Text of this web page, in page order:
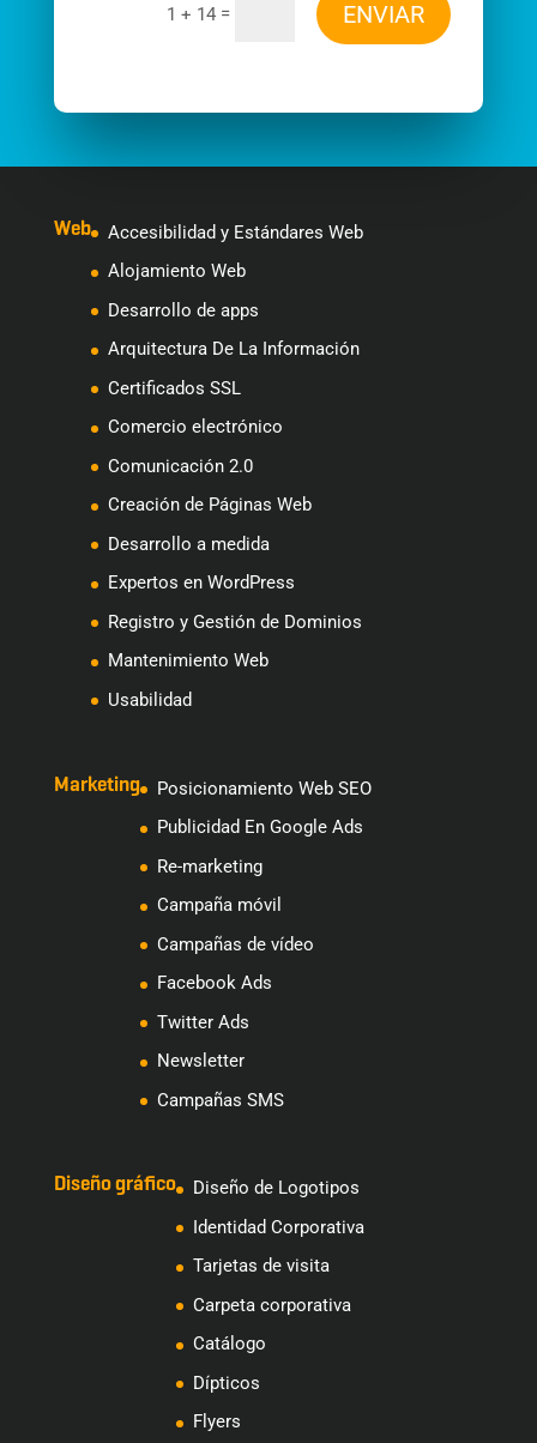
1 + 14 = ENVIAR
Web
Accesibilidad y Estándares Web
Alojamiento Web
Desarrollo de apps
Arquitectura De La Información
Certificados SSL
Comercio electrónico
Comunicación 2.0
Creación de Páginas Web
Desarrollo a medida
Expertos en WordPress
Registro y Gestión de Dominios
Mantenimiento Web
Usabilidad
Marketing
Posicionamiento Web SEO
Publicidad En Google Ads
Re-marketing
Campaña móvil
Campañas de vídeo
Facebook Ads
Twitter Ads
Newsletter
Campañas SMS
Diseño gráfico
Diseño de Logotipos
Identidad Corporativa
Tarjetas de visita
Carpeta corporativa
Catálogo
Dípticos
Flyers